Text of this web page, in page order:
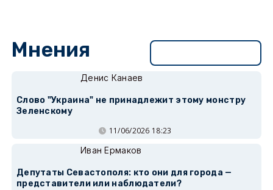
Мнения
Денис Канаев
Слово "Украина" не принадлежит этому монстру
Зеленскому
11/06/2026 18:23
Иван Ермаков
Депутаты Севастополя: кто они для города —
представители или наблюдатели?